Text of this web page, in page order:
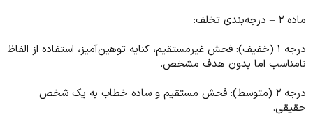
ماده ۲ – درجه‌بندی تخلف:
درجه ۱ (خفيف): فحش غیرمستقیم، کنایه توهین‌آمیز، استفاده از الفاظ
نامناسب اما بدون هدف مشخص.
درجه ۲ (متوسط): فحش مستقیم و ساده خطاب به یک شخص
حقیقی.